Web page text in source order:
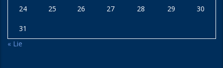
24 25 26 27 28 29 30
31
« Lie